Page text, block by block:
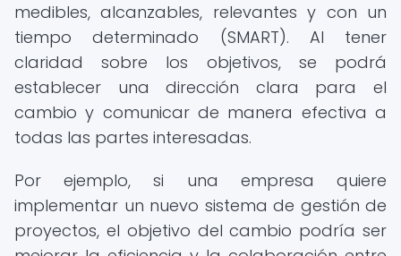
medibles, alcanzables, relevantes y con un
tiempo determinado (SMART). Al tener
claridad sobre los objetivos, se podrá
establecer una dirección clara para el
cambio y comunicar de manera efectiva a
todas las partes interesadas.
Por ejemplo, si una empresa quiere
implementar un nuevo sistema de gestión de
proyectos, el objetivo del cambio podría ser